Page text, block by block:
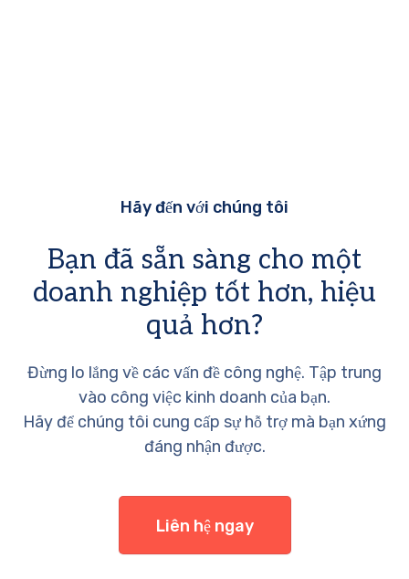
Hãy đến với chúng tôi
Bạn đã sẵn sàng cho một
doanh nghiệp tốt hơn, hiệu
quả hơn?
Đừng lo lắng về các vấn đề công nghệ. Tập trung
vào công việc kinh doanh của bạn.
Hãy để chúng tôi cung cấp sự hỗ trợ mà bạn xứng
đáng nhận được.
Liên hệ ngay